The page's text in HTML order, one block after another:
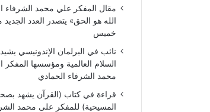
مقال المفكر علي محمد الشرفاء
الله هو الحق» يتصدر العدد
خميس
نائب في البرلمان الإندونيسي
السلام العالمية ومؤسسها
محمد الشرفاء الحمادي
قراءة في كتاب (القرآن يشهد
المسيحية) للمفكر على محمد